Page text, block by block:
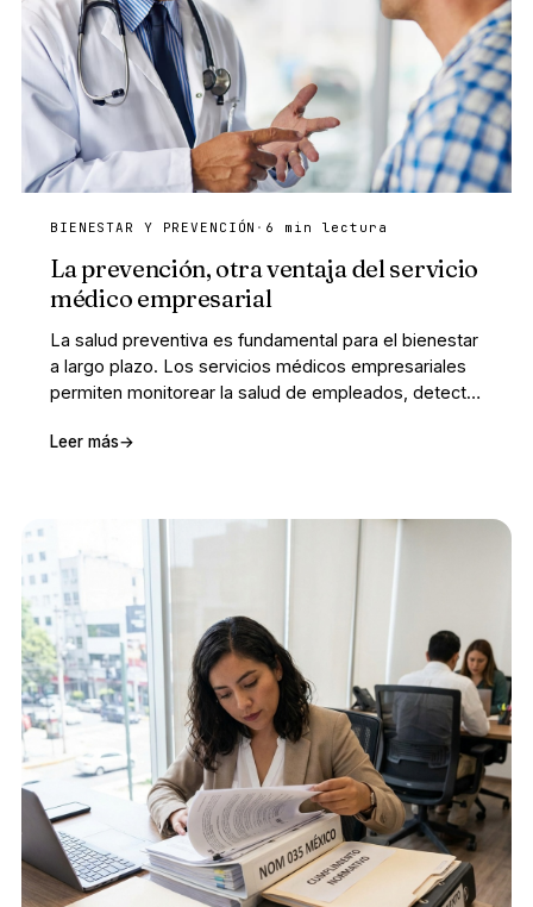
BIENESTAR Y PREVENCIÓN · 6 min lectura
La prevención, otra ventaja del servicio
médico empresarial
La salud preventiva es fundamental para el bienestar
a largo plazo. Los servicios médicos empresariales
permiten monitorear la salud de empleados, detectar
NOM-035.
Leer más→